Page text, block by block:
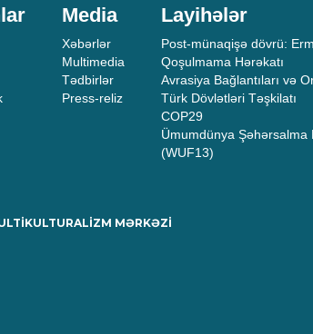
Media
Xəbərlər
Multimedia
Tədbirlər
Press-reliz
Layihələr
Post-münaqişə dövrü:
Qoşulmama Hərəkatı
Avrasiya Bağlantıları və
Türk Dövlətləri Təşkilatı
COP29
Ümumdünya Şəhərsalma
(WUF13)
MƏRKƏZİ